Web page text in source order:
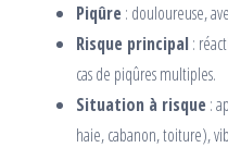
Piqûre : douloureuse,
Risque principal :
cas de piqûres multiples.
Situation à risque :
haie, cabanon, toiture),